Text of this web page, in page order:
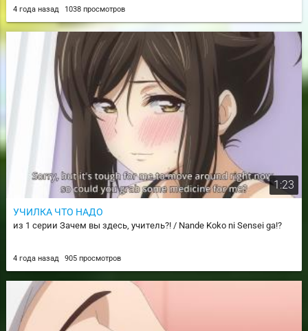
4 года назад 1038 просмотров
1:23
УЧИЛКА ЧТО НАДО
из 1 серии Зачем вы здесь, учитель?! / Nande Koko ni Sensei ga!?
4 года назад 905 просмотров